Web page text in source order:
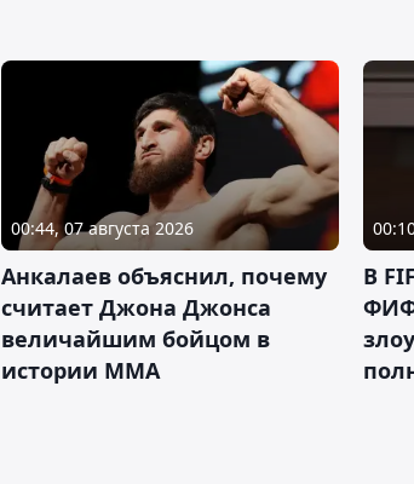
00:44, 07 августа 2026
Анкалаев объяснил, почему
считает Джона Джонса
величайшим бойцом в
истории ММА
В